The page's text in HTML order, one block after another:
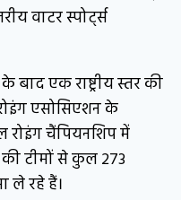
वाटर स्पोर्ट्स
एक राष्ट्रीय स्तर की
रोइंग एसोसिएशन के
रोइंग चैंपियनशिप में
टीमों से कुल 273
ले रहे हैं।